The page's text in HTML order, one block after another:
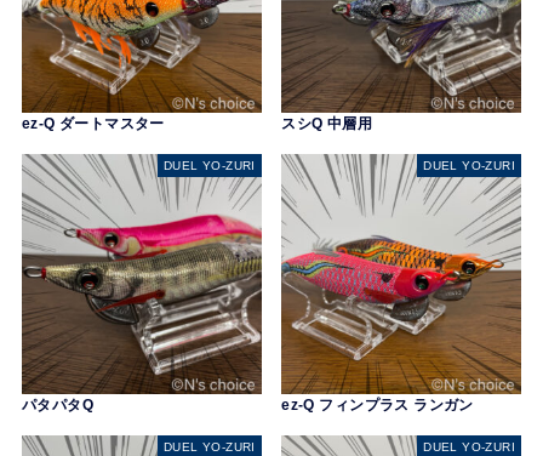
ez-Q ダートマスター スシQ 中層用
DUEL YO-ZURI
パタパタQ
DUEL YO-ZURI
ez-Q フィンプラス ランガン
DUEL YO-ZURI DUEL YO-ZURI